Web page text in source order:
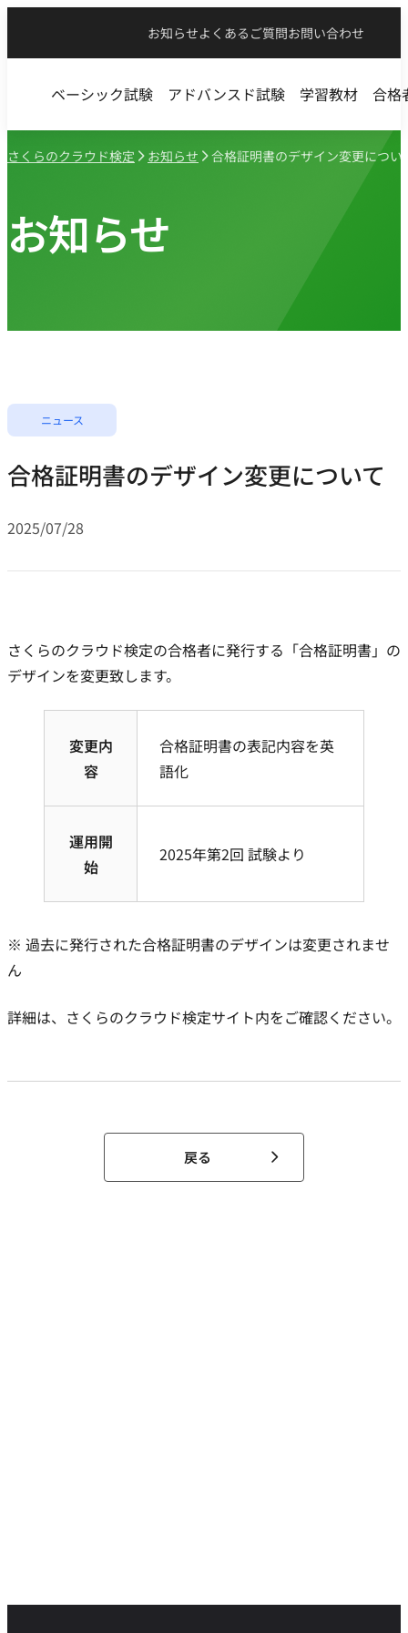
お知らせよくあるご質問お問い合わせ
ベーシック試験 アドバンスド試験 学習教材 合格
さくらのクラウド検定 お知らせ 合格証明書のデザイン変更につい
お知らせ
ニュース
合格証明書のデザイン変更について
2025/07/28
さくらのクラウド検定の合格者に発行する「合格証明書」の
デザインを変更致します。
変更内
容
合格証明書の表記内容を英
語化
運用開
始
2025年第2回 試験より
※ 過去に発行された合格証明書のデザインは変更されませ
ん
詳細は、さくらのクラウド検定サイト内をご確認ください。
戻る